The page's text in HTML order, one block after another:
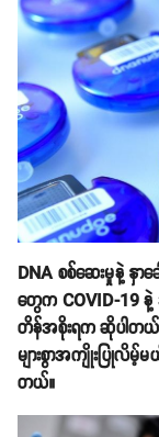
DNA စစ်ဆေးမှုနဲ့ နှာ
တွေက COVID-19
တိန်အစိုးရက ဆိုပါတယ်
များစွာအကျိုးပြုလိမ့်
တယ်။